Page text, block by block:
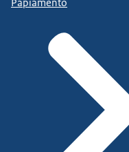
Papiamento